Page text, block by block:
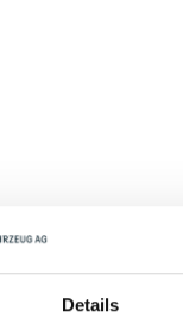
Details